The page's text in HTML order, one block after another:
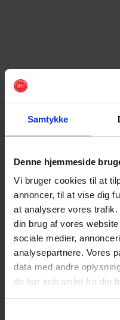
Samtykke
Denne hjemmeside
Vi bruger cookies til at
annoncer, til at vise dig
at analysere vores
din brug af vores
sociale medier,
analysepartnere. Vores
data med andre
de har indsamlet fra din